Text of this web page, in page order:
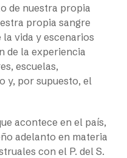
de nuestra propia
propia sangre
vida y escenarios
de la experiencia
escuelas,
y, por supuesto, el
acontece en el país,
adelanto en materia
con el P. del S.